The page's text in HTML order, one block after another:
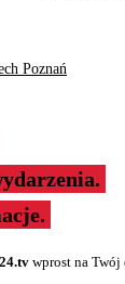
Poznań
wprost na Twój